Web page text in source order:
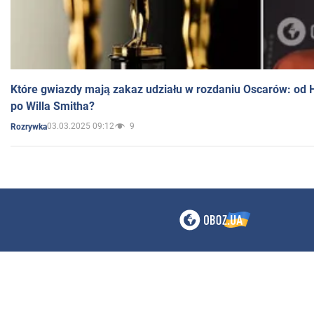
Które gwiazdy mają zakaz udziału w rozdaniu Oscarów: od
po Willa Smitha?
Rozrywka03.03.2025 09:12 9